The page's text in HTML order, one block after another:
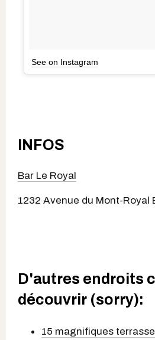
See on Instagram
INFOS
Bar Le Royal
1232 Avenue du Mont-Royal
D'autres endroits
découvrir (sorry):
15 magnifiques